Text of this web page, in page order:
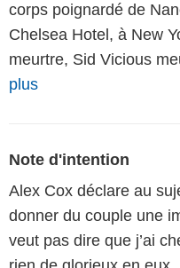
corps poignardé de
Chelsea Hotel, à New
meurtre, Sid Vicious
plus
Note d'intention
Alex Cox déclare au
donner du couple une
veut pas dire que j’ai